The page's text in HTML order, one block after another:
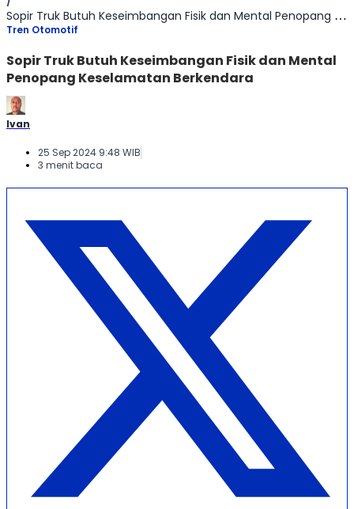
Sopir Truk Butuh Keseimbangan Fisik dan Mental Penopang Keselamatan Berkendara
Tren Otomotif
Sopir Truk Butuh Keseimbangan Fisik dan Mental
Penopang Keselamatan Berkendara
Ivan
25 Sep 2024 9:48 WIB
3 menit baca